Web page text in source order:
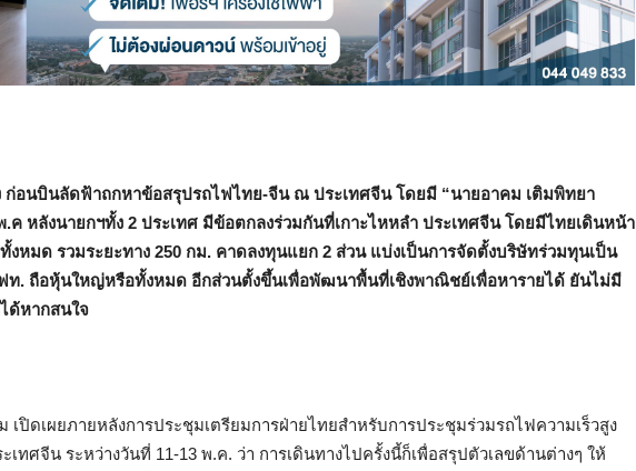
อนบินลัดฟ้าถกหาข้อสรุปรถไฟไทย-จีน ณ ประเทศจีน โดยมี “นายอาคม เติมพิทยา
.ค หลังนายกฯทั้ง 2 ประเทศ มีข้อตกลงร่วมกันที่เกาะไหหลำ ประเทศจีน โดยมีไทยเดินหน้า
งหมด รวมระยะทาง 250 กม. คาดลงทุนแยก 2 ส่วน แบ่งเป็นการจัดตั้งบริษัทร่วมทุนเป็น
ท. ถือหุ้นใหญ่หรือทั้งหมด อีกส่วนตั้งขึ้นเพื่อพัฒนาพื้นที่เชิงพาณิชย์เพื่อหารายได้ ยันไม่มี
ด้หากสนใจ
ปิดเผยภายหลังการประชุมเตรียมการฝ่ายไทยสำหรับการประชุมร่วมรถไฟความเร็วสูง
ทศจีน ระหว่างวันที่ 11-13 พ.ค. ว่า การเดินทางไปครั้งนี้ก็เพื่อสรุปตัวเลขด้านต่างๆ ให้